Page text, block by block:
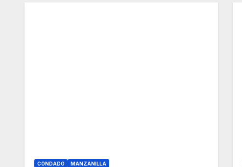
CONDADO MANZANILLA